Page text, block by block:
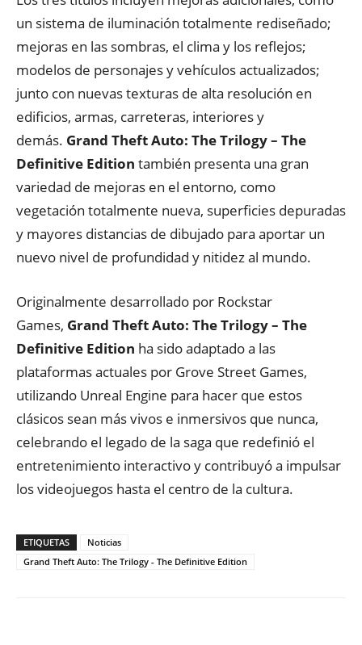
un sistema de iluminación totalmente rediseñado;
mejoras en las sombras, el clima y los reflejos;
modelos de personajes y vehículos actualizados;
junto con nuevas texturas de alta resolución en
edificios, armas, carreteras, interiores y
demás. Grand Theft Auto: The Trilogy – The
Definitive Edition también presenta una gran
variedad de mejoras en el entorno, como
vegetación totalmente nueva, superficies depuradas
y mayores distancias de dibujado para aportar un
nuevo nivel de profundidad y nitidez al mundo.
Originalmente desarrollado por Rockstar
Games, Grand Theft Auto: The Trilogy – The
Definitive Edition ha sido adaptado a las
plataformas actuales por Grove Street Games,
utilizando Unreal Engine para hacer que estos
clásicos sean más vivos e inmersivos que nunca,
celebrando el legado de la saga que redefinió el
entretenimiento interactivo y contribuyó a impulsar
los videojuegos hasta el centro de la cultura.
ETIQUETAS
Noticias
Grand Theft Auto: The Trilogy - The Definitive Edition